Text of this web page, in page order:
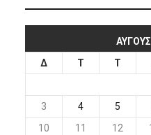
Δ
Τ Τ
3
4 5
10
11 12